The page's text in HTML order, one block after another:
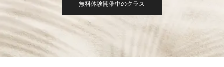
無料体験開催中のクラス